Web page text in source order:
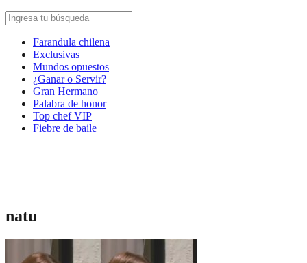
Farandula chilena
Exclusivas
Mundos opuestos
¿Ganar o Servir?
Gran Hermano
Palabra de honor
Top chef VIP
Fiebre de baile
natu